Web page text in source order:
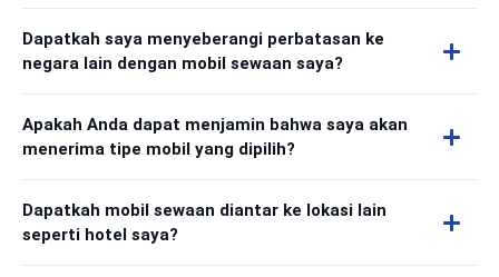
Dapatkah saya menyeberangi perbatasan ke
negara lain dengan mobil sewaan saya?
Apakah Anda dapat menjamin bahwa saya akan
menerima tipe mobil yang dipilih?
Dapatkah mobil sewaan diantar ke lokasi lain
seperti hotel saya?